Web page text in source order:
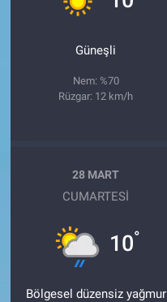
Güneşli
Nem: %70
Rüzgar: 12 km/h
28 MART
CUMARTESI
10°
Bölgesel düzensiz yağmur